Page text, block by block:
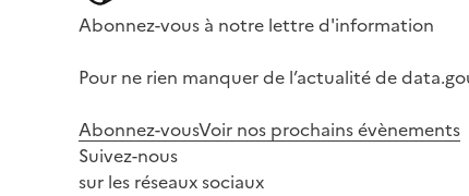
Abonnez-vous à notre lettre d'information
Pour ne rien manquer de l’actualité de
Abonnez-vousVoir nos prochains évènements
Suivez-nous
sur les réseaux sociaux